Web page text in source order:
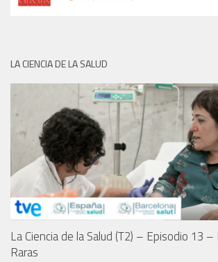
LA CIENCIA DE LA SALUD
La Ciencia de la Salud (T2) – Episodio 13
Raras